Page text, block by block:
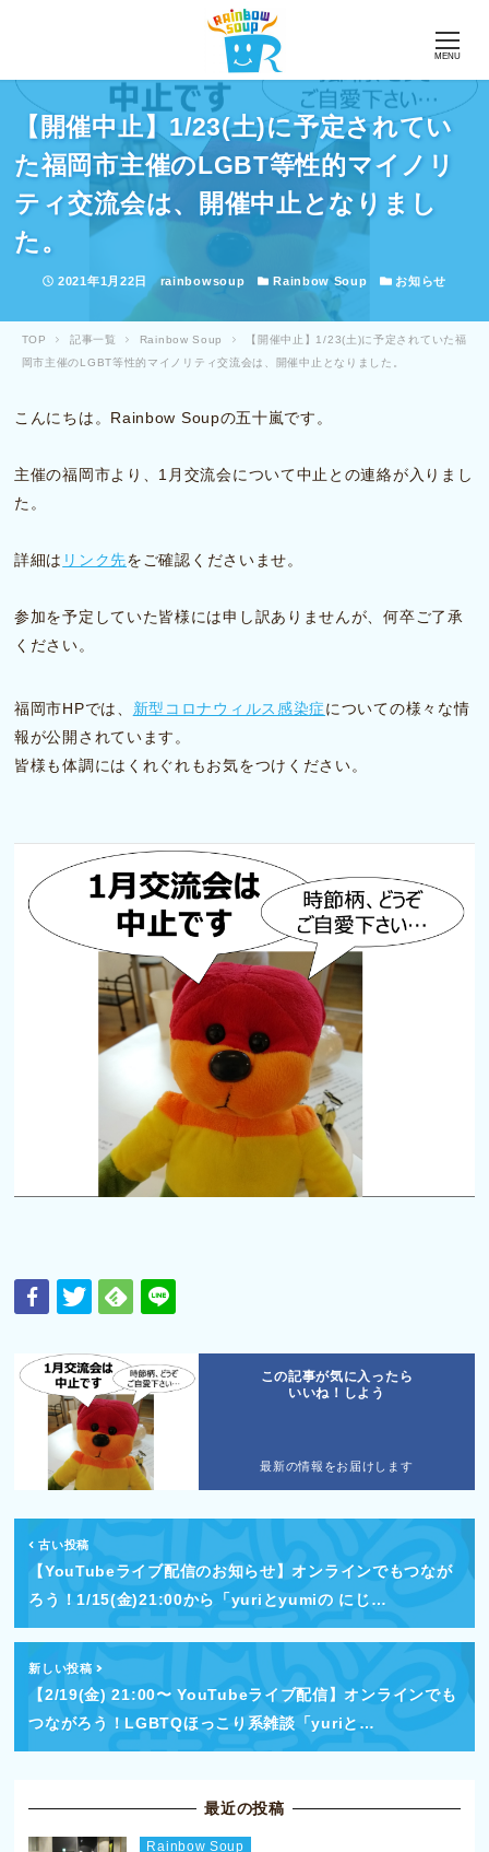
MENU
【開催中止】1/23(土)に予定されてい
た福岡市主催のLGBT等性的マイノリ
ティ交流会は、開催中止となりまし
た。
投稿日
2021年1月22日 著者
rainbowsoup カテゴリー
Rainbow Soup カテゴリー
お知らせ
TOP 記事一覧 Rainbow Soup
【開催中止】1/23(土)に予定されていた福
岡市主催のLGBT等性的マイノリティ交流会は、開催中止となりました。
こんにちは。Rainbow Soupの五十嵐です。
主催の福岡市より、1月交流会について中止との連絡が入りまし
た。
詳細は リンク先をご確認くださいませ。
参加を予定していた皆様には申し訳ありませんが、何卒ご了承
ください。
福岡市HPでは、 新型コロナウィルス感染症についての様々な情
報が公開されています。
皆様も体調にはくれぐれもお気をつけください。
この記事が気に入ったら
いいね！しよう
最新の情報をお届けします
古い投稿
【YouTubeライブ配信のお知らせ】オンラインでもつなが
ろう！1/15(金)21:00から「yuriとyumiの にじ…
新しい投稿
【2/19(金) 21:00〜 YouTubeライブ配信】オンラインでも
つながろう！LGBTQほっこり系雑談「yuriと…
最近の投稿
Rainbow Soup